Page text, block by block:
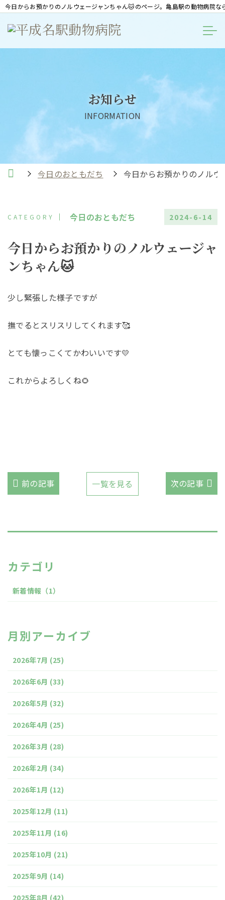
今日からお預かりのノルウェージャンちゃん🐱のページ。亀島駅の動物病院な
お知らせ
INFORMATION
今日のおともだち 今日からお預かりのノル
今日のおともだち 2024-6-14
今日からお預かりのノルウェージャ
ンちゃん🐱
少し緊張した様子ですが
撫でるとスリスリしてくれます🥰
とても懐っこくてかわいいです💛
これからよろしくね🌻
前の記事 一覧を見る 次の記事
カテゴリ
新着情報 （1）
月別アーカイブ
2026年7月 (25)
2026年6月 (33)
2026年5月 (32)
2026年4月 (25)
2026年3月 (28)
2026年2月 (34)
2026年1月 (12)
2025年12月 (11)
2025年11月 (16)
2025年10月 (21)
2025年9月 (14)
2025年8月 (42)